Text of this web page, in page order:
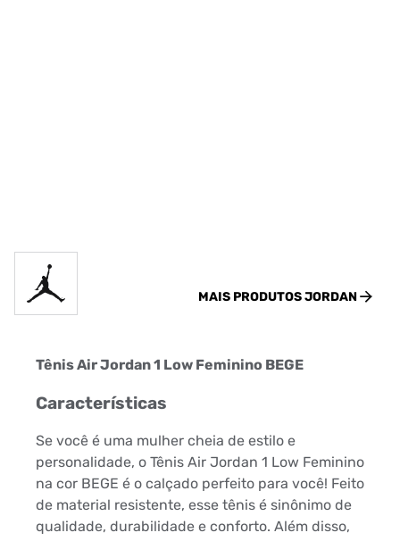
MAIS PRODUTOSJORDAN
Tênis Air Jordan 1 Low Feminino BEGE
Características
Se você é uma mulher cheia de estilo e
personalidade, o Tênis Air Jordan 1 Low Feminino
na cor BEGE é o calçado perfeito para você! Feito
de material resistente, esse tênis é sinônimo de
qualidade, durabilidade e conforto. Além disso,